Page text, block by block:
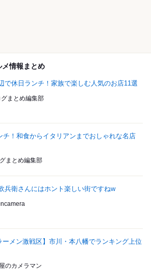
メ情報まとめ
で休日ランチ！家族で楽しむ人気のお店11選
まとめ編集部
チ！和食からイタリアンまでおしゃれな名店
まとめ編集部
兵衛さんにはホント楽しい街ですねw
ーメン激戦区】市川・本八幡でランキング上位
のカメラマン